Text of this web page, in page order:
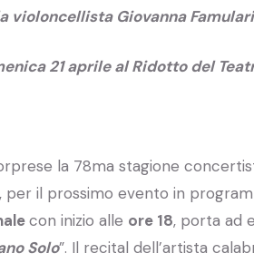
violoncellista Giovanna
21 aprile al Ridotto del
la 78ma stagione
per il prossimo evento in
con inizio alle ore 18, porta ad
Solo”. Il recital dell’artista